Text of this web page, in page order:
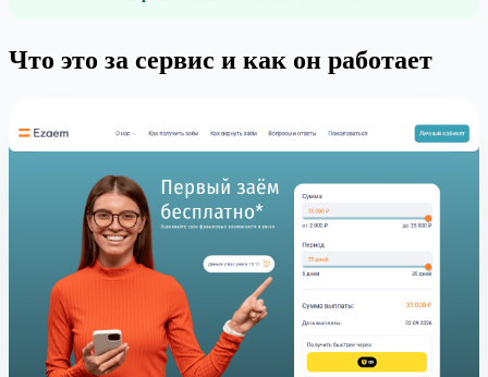
Что это за сервис и как он работает